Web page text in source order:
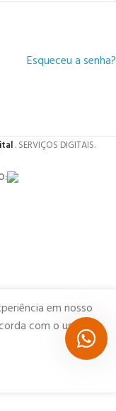
Esqueceu a senha?
. SERVIÇOS DIGITAIS.
em nosso
com o uso de